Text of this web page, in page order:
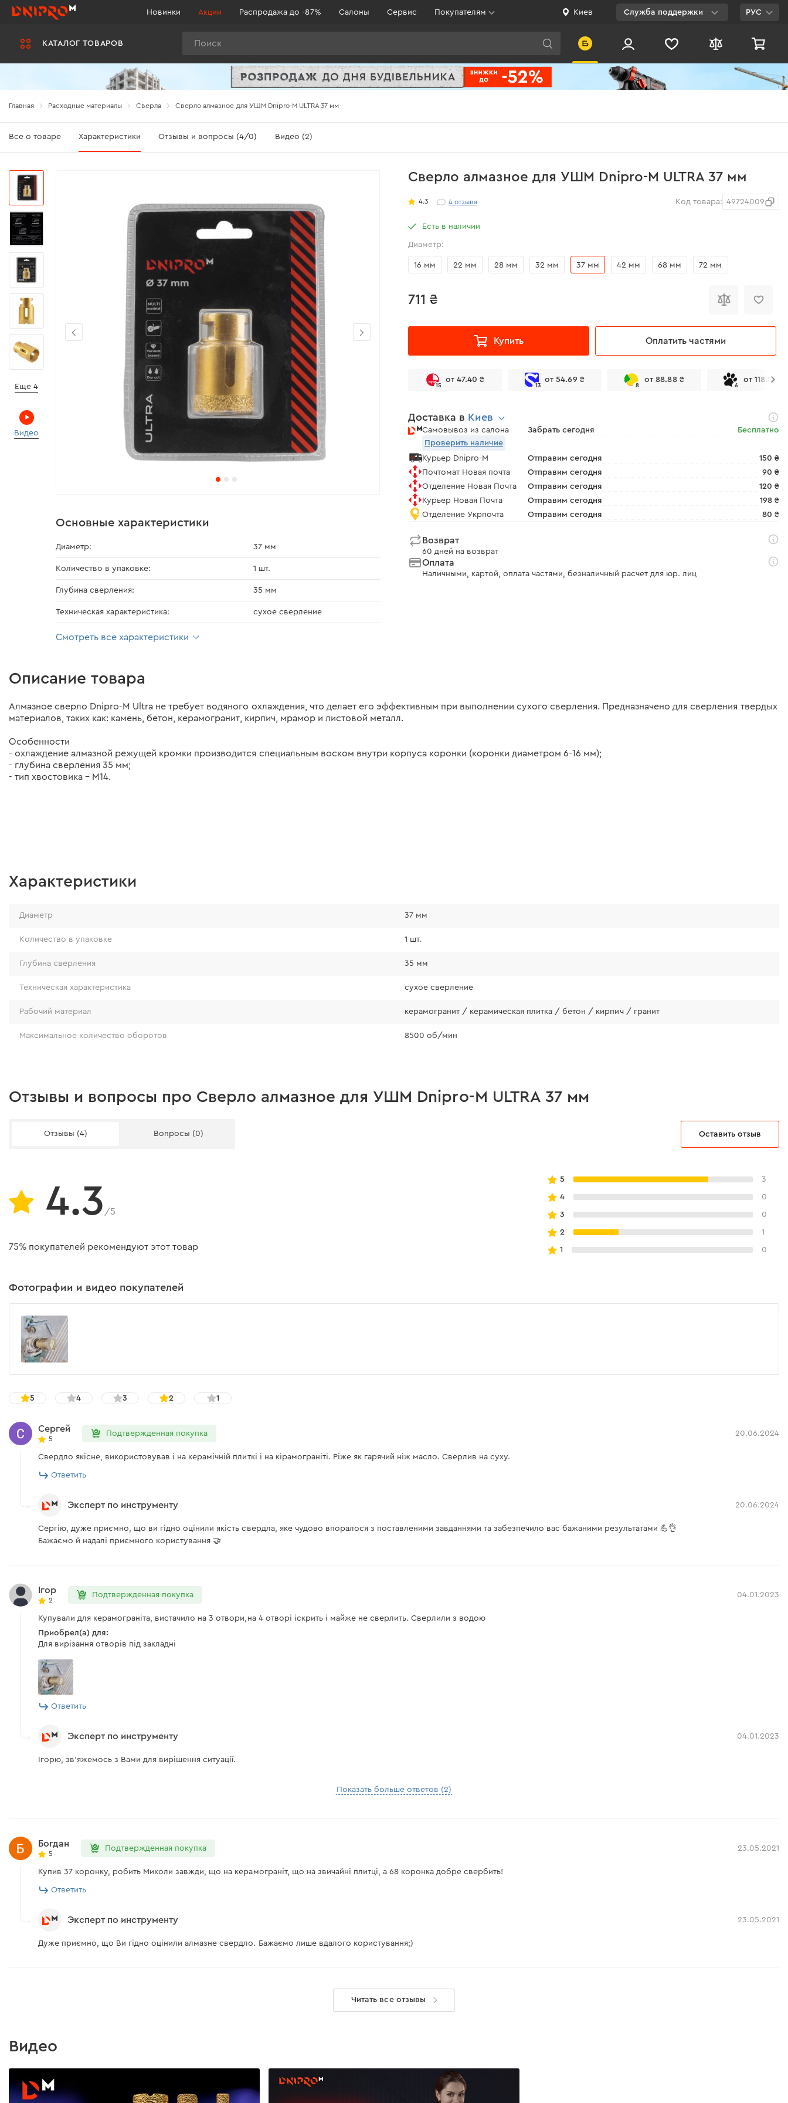
КАТАЛОГ ТОВАРОВ
Новинки Акции Распродажа до -87% Салоны Сервис Покупателям Киев Служба поддержки
0 800 200 500
РУС
Главная Расходные материалы Сверла Сверло алмазное для УШМ Dnipro-M ULTRA 37 мм
Все о товаре Характеристики Отзывы и вопросы (4/0) Видео (2)
Сверло алмазное для УШМ Dnipro-M ULTRA 37 мм
4.3 4отзыва Код товара: 49724009
Есть в наличии
Диаметр:
16 мм 22 мм 28 мм 32 мм 37 мм 42 мм 68 мм 72 мм
711 ₴
Купить Оплатить частями
15
от 47.40 ₴
13
от 54.69 ₴
8
от 88.88 ₴
6
от 118.50 ₴
Доставка в Киев
Самовывоз из салона Забрать сегодня
Бесплатно
Проверить наличие
Курьер Dnipro-M
Отправим сегодня
150 ₴
Почтомат Новая почта
Отправим сегодня
90 ₴
Отделение Новая Почта
Отправим сегодня
120 ₴
Курьер Новая Почта
Отправим сегодня
198 ₴
Отделение Укрпочта
Отправим сегодня 80 ₴
Возврат
60 дней на возврат
Оплата
Наличными, картой, оплата частями, безналичный расчет для юр. лиц
Еще 4
Видео
Основные характеристики
Диаметр: 37 мм
Количество в упаковке: 1 шт.
Глубина сверления: 35 мм
Техническая характеристика: cухое сверление
Смотреть все характеристики
Описание товара
Алмазное сверло Dnipro-M Ultra не требует водяного охлаждения, что делает его эффективным при выполнении сухого сверления. Предназначено для сверления твердых
материалов, таких как: камень, бетон, керамогранит, кирпич, мрамор и листовой металл.
Особенности
- охлаждение алмазной режущей кромки производится специальным воском внутри корпуса коронки (коронки диаметром 6-16 мм);
- глубина сверления 35 мм;
- тип хвостовика – М14.
Характеристики
Диаметр 37 мм
Количество в упаковке 1 шт.
Глубина сверления 35 мм
Техническая характеристика cухое сверление
Рабочий материал керамогранит / керамическая плитка / бетон / кирпич / гранит
Максимальное количество оборотов 8500 об/мин
Отзывы и вопросы про Сверло алмазное для УШМ Dnipro-M ULTRA 37 мм
Отзывы (4) Вопросы (0) Оставить отзыв
4.3 /5
75% покупателей рекомендуют этот товар
5 3
4 0
3 0
2 1
1 0
Фотографии и видео покупателей
5 4 3 2 1
Сергей
5
Подтвержденная покупка 20.06.2024
Свердло якісне, використовував і на керамічній плиткі і на кірамограніті. Ріже як гарячий ніж масло. Сверлив на суху.
Ответить
Эксперт по инструменту 20.06.2024
Сергію, дуже приємно, що ви гідно оцінили якість свердла, яке чудово впоралося з поставленими завданнями та забезпечило вас бажаними результатами 💪👌
Бажаємо й надалі приємного користування 🤝
Ігор
2
Подтвержденная покупка 04.01.2023
Купували для керамограніта, вистачило на 3 отвори,на 4 отворі іскрить і майже не сверлить. Сверлили з водою
Приобрел(а) для:
Для вирізання отворів під закладні
Ответить
Эксперт по инструменту 04.01.2023
Ігорю, зв'яжемось з Вами для вирішення ситуації.
Показать больше ответов (2)
Богдан
5
Подтвержденная покупка 23.05.2021
Купив 37 коронку, робить Миколи завжди, що на керамограніт, що на звичайні плитці, а 68 коронка добре свербить!
Ответить
Эксперт по инструменту 23.05.2021
Дуже приємно, що Ви гідно оцінили алмазне свердло. Бажаємо лише вдалого користування;)
Читать все отзывы
Видео